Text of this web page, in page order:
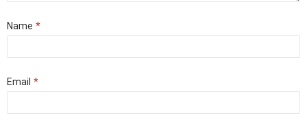
Name *
Email *